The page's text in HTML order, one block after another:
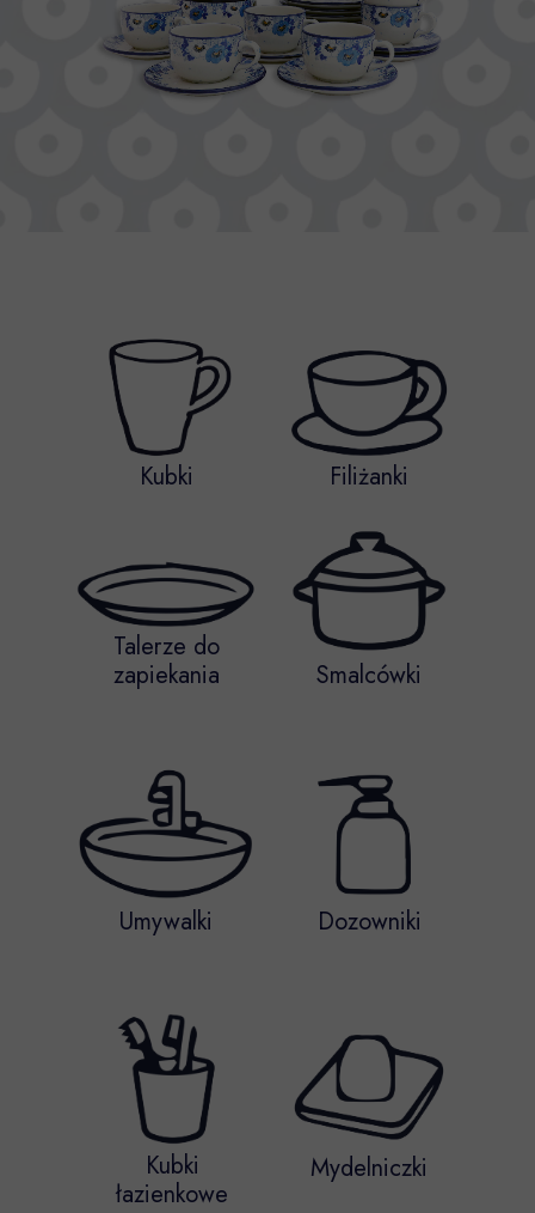
Kubki Filiżanki
Talerze do
zapiekania
Smalcówki
Umywalki Dozowniki
Kubki
łazienkowe
Mydelniczki